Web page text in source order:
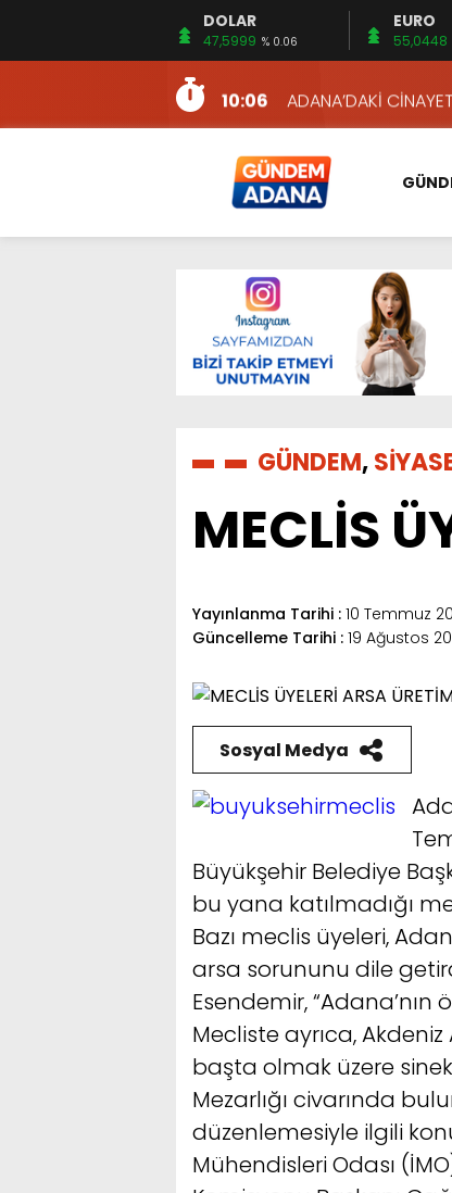
DOLAR
47,5999 % 0.06
EURO
55,0448
12:54
YÜKSEL YEŞİLOVA,
16:00
AKILLI MERCEK
10:06
ADANA’DAKİ
13:54
NACAR: ESNAFIN
13:19
NACAR, DAHA İYİ
7:26
SULAMA
14:24
HERKES İÇİN
EMEKLİLER EN
13:10
İKİNCİ 500’DE
13:48
HAFTA SONUNA
12:54
YÜKSEL YEŞİLOVA,
GÜNDEM,
MECLİS
Yayınlanma Tarihi : 10 Temmuz
Güncelleme Tarihi : 19 Ağustos
Sosyal Medya
Büyükşehir Belediye
bu yana katılmadığı
Bazı meclis üyeleri,
arsa sorununu dile
Esendemir, “Adana’nın
Mecliste ayrıca,
başta olmak üzere
Mezarlığı civarında
düzenlemesiyle ilgili
Mühendisleri Odası